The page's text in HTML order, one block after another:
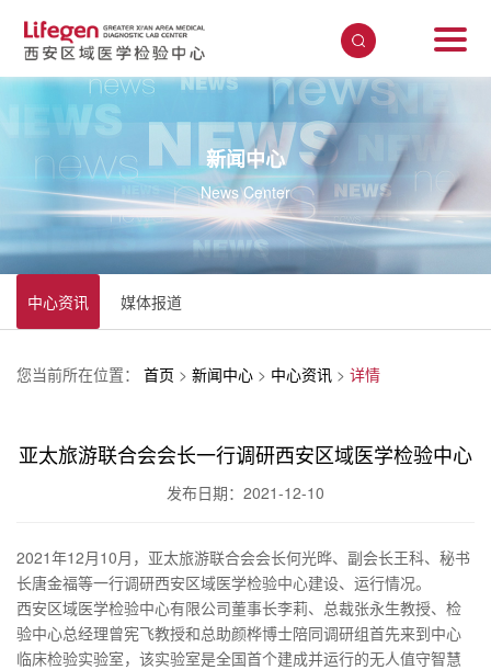
新闻中心
News Center
中心资讯 媒体报道
您当前所在位置： 首页 > 新闻中心 > 中心资讯 > 详情
亚太旅游联合会会长一行调研西安区域医学检验中心
发布日期：2021-12-10
2021年12月10月，亚太旅游联合会会长何光晔、副会长王科、秘书
长唐金福等一行调研西安区域医学检验中心建设、运行情况。
西安区域医学检验中心有限公司董事长李莉、总裁张永生教授、检
验中心总经理曾宪飞教授和总助颜桦博士陪同调研组首先来到中心
临床检验实验室，该实验室是全国首个建成并运行的无人值守智慧